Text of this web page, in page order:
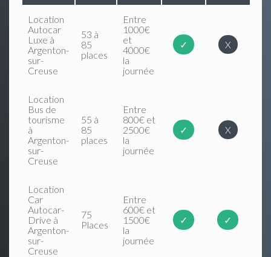
Location
Autocar
Luxe à
Argenton-
sur-
Creuse
53 à
85
places
Entre
1000€
et
4000€
la
journée
✓ X
Location
Bus de
tourisme
à
Argenton-
sur-
Creuse
55 à
85
places
Entre
800€ et
2500€
la
journée
✓ X
Location
Car
Autocar-
Drive à
Argenton-
sur-
Creuse
75
Places
Entre
600€ et
1500€
la
journée
✓ ✓